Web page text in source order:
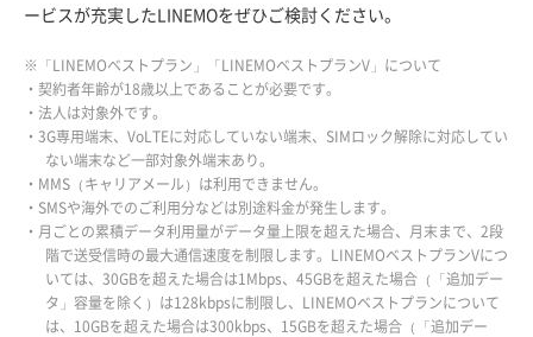
ービスが充実したLINEMOをぜひご検討ください。
※「LINEMOベストプラン」「LINEMOベストプランV」について
・契約者年齢が18歳以上であることが必要です。
・法人は対象外です。
・3G専用端末、VoLTEに対応していない端末、SIMロック解除に対応してい
ない端末など一部対象外端末あり。
・MMS（キャリアメール）は利用できません。
・SMSや海外でのご利用分などは別途料金が発生します。
・月ごとの累積データ利用量がデータ量上限を超えた場合、月末まで、2段
階で送受信時の最大通信速度を制限します。LINEMOベストプランVにつ
いては、30GBを超えた場合は1Mbps、45GBを超えた場合（「追加デー
タ」容量を除く）は128kbpsに制限し、LINEMOベストプランについて
は、10GBを超えた場合は300kbps、15GBを超えた場合（「追加デー